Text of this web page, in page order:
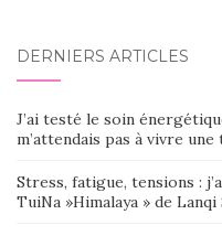
DERNIERS ARTICLES
J’ai testé le soin
m’attendais pas à vivre
Stress, fatigue, tensions :
TuiNa »Himalaya » de Lanqi